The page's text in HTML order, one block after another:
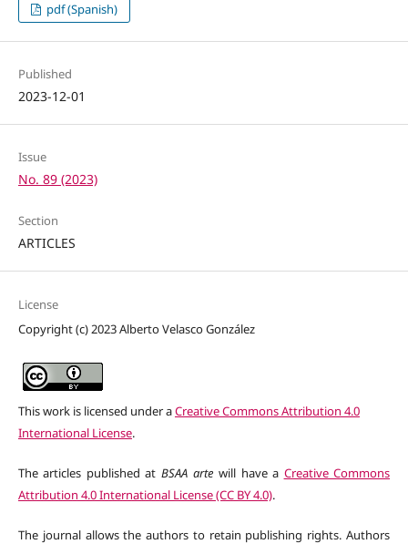
pdf (Spanish)
Published
2023-12-01
Issue
No. 89 (2023)
Section
ARTICLES
License
Copyright (c) 2023 Alberto Velasco González
This work is licensed under aCreative Commons Attribution 4.0
International License.
The articles published at BSAA arte will have a Creative Commons
Attribution 4.0 International License (CC BY 4.0).
The journal allows the authors to retain publishing rights. Authors